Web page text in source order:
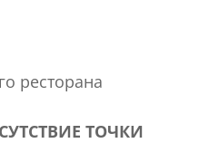
ресторана
ТОЧКИ